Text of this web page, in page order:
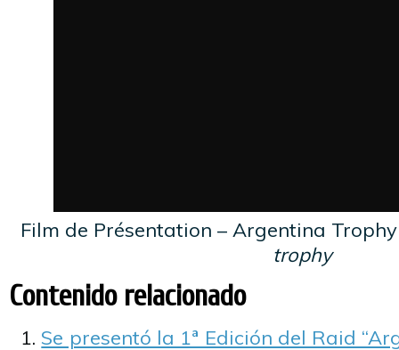
Film de Présentation – Argentina
trophy
Contenido relacionado
Se presentó la 1ª Edición del Raid